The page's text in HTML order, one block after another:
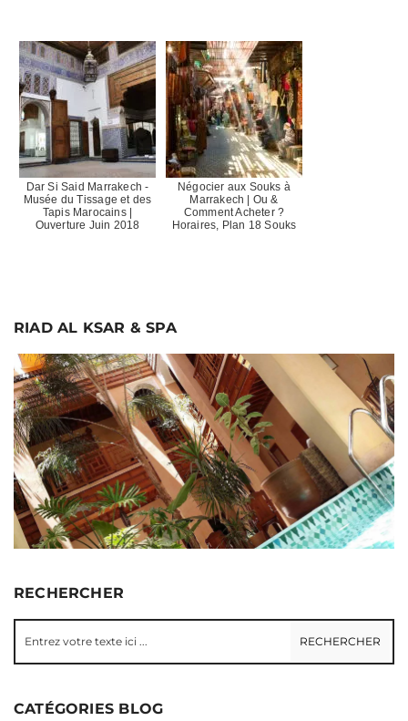
Dar Si Said Marrakech -
Musée du Tissage et des
Tapis Marocains |
Ouverture Juin 2018
Négocier aux Souks à
Marrakech | Ou &
Comment Acheter ?
Horaires, Plan 18 Souks
RIAD AL KSAR & SPA
RECHERCHER
CATÉGORIES BLOG